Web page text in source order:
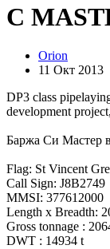
C
Orion
11 Окт 2013
DP3 class
development
Баржа Си Мастер
Flag: St Vincent
Call Sign: J8B2749
MMSI: 377612000
Length x Breadth:
Gross tonnage :
DWT : 14934 t